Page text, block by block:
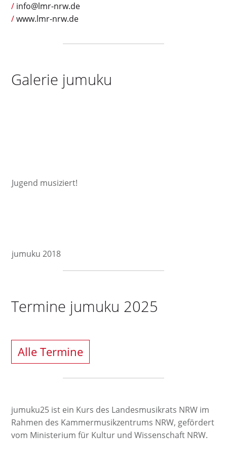
info@lmr-nrw.de
www.lmr-nrw.de
Galerie jumuku
Jugend musiziert!
jumuku 2018
Termine jumuku 2025
Alle Termine
jumuku25 ist ein Kurs des Landesmusikrats NRW im
Rahmen des Kammermusikzentrums NRW, gefördert
vom Ministerium für Kultur und Wissenschaft NRW.